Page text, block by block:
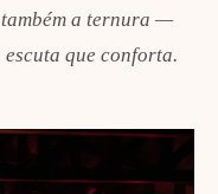
a ternura —
que conforta.